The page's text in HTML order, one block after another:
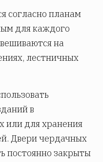
согласно планам
для каждого
на
лестничных
в
или для хранения
Двери чердачных
постоянно закрыты